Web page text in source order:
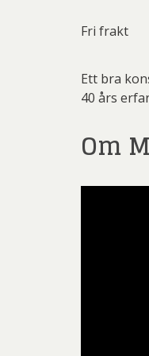
Fri frakt
Ett bra
40 års
Om